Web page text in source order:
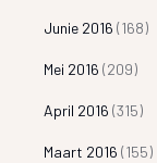
Junie 2016 (168)
Mei 2016 (209)
April 2016 (315)
Maart 2016 (155)